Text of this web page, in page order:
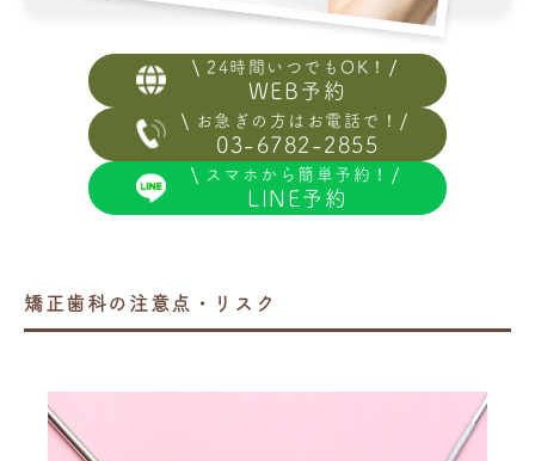
WEB予約
24時間いつでもOK！
03-6782-2855
お急ぎの方はお電話で！
LINE予約
スマホから簡単予約！
矯正歯科の注意点・リスク